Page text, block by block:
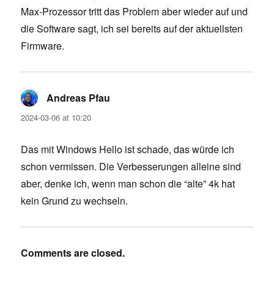
Max-Prozessor tritt das Problem aber wieder auf und
die Software sagt, ich sei bereits auf der aktuellsten
Firmware.
Andreas Pfau
2024-03-06 at 10:20
Das mit Windows Hello ist schade, das würde ich
schon vermissen. Die Verbesserungen alleine sind
aber, denke ich, wenn man schon die “alte” 4k hat
kein Grund zu wechseln.
Comments are closed.